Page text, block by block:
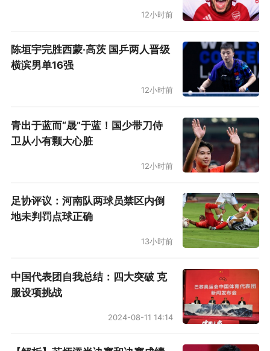
但是，从这场比赛来看，库明加和巴特勒一块出
战打得挺好。赛后科尔称赞了库明加和巴特勒的
表现：“不用再多说什么了，我喜欢我们的防守，
也喜欢吉米和库明加的配合。很少有回合他们会
陷入不利境地。我喜欢进攻端我们有着更多的进
攻机会，只是没能稳住局面。我喜欢我们当时的
状态。比赛节奏看起来也不错。”
一切无法重来，如果科尔在首轮更多使用库明
加，是不是可以减轻库里的得分负担？是不是库
里不会在西部半决赛首战无对抗受伤？库里腿筋
12小时前
陈垣宇完胜西蒙·高茨 国乒两人晋级
横滨男单16强
12小时前
青出于蓝而“晟”于蓝！国少带刀侍
卫从小有颗大心脏
12小时前
足协评议：河南队两球员禁区内倒
地未判罚点球正确
13小时前
中国代表团自我总结：四大突破 克
服设项挑战
2024-08-11 14:14